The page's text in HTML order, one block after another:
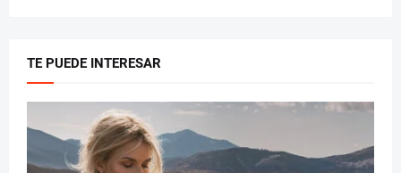
TE PUEDE INTERESAR